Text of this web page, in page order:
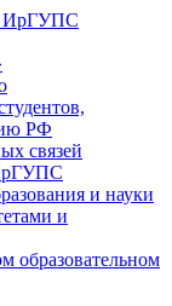
РФ
связей
и науки
и